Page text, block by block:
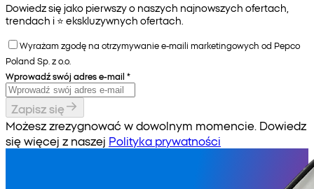
Dowiedz się jako pierwszy o naszych najnowszych ofertach,
trendach i ⭐️ ekskluzywnych ofertach.
Wyrażam zgodę na otrzymywanie e-maili marketingowych od Pepco
Poland Sp. z o.o.
Wprowadź swój adres e-mail *
Zapisz się
Możesz zrezygnować w dowolnym momencie. Dowiedz
się więcej z naszej Polityka prywatności